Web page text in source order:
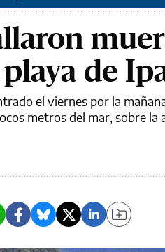
de
el viernes por la
metros del mar, sobre la